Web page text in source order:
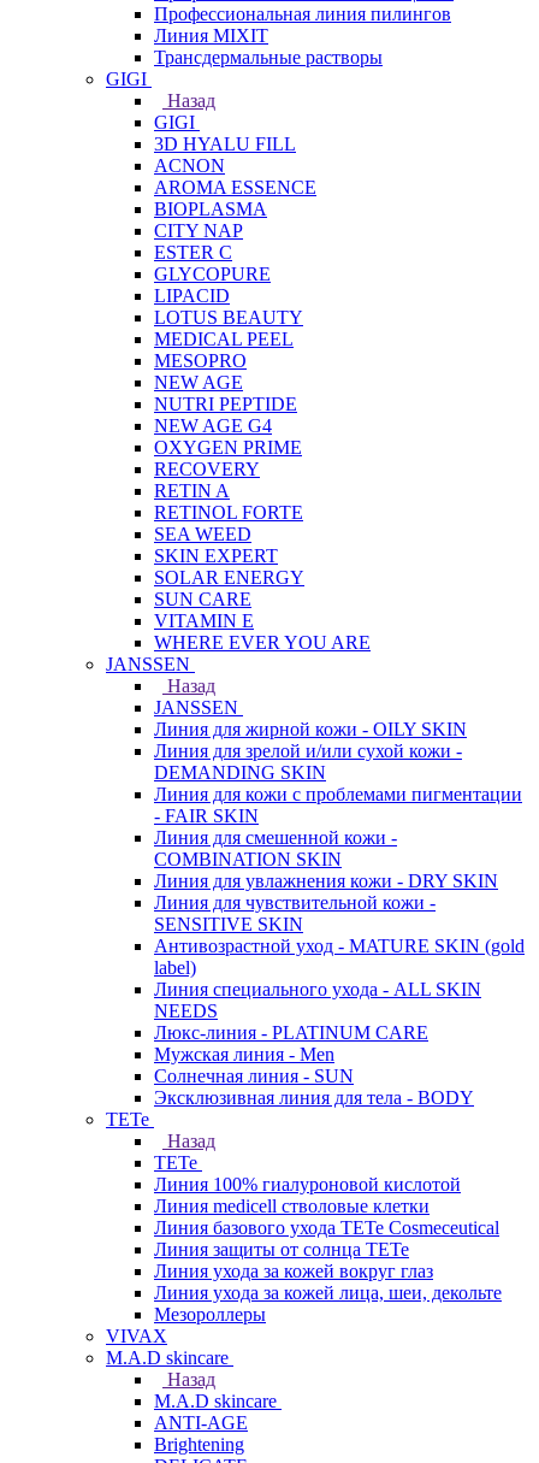
Профессиональная линия пилингов
Линия MIXIT
Трансдермальные растворы
GIGI
Назад
GIGI
3D HYALU FILL
ACNON
AROMA ESSENCE
BIOPLASMA
CITY NAP
ESTER C
GLYCOPURE
LIPACID
LOTUS BEAUTY
MEDICAL PEEL
MESOPRO
NEW AGE
NUTRI PEPTIDE
NEW AGE G4
OXYGEN PRIME
RECOVERY
RETIN A
RETINOL FORTE
SEA WEED
SKIN EXPERT
SOLAR ENERGY
SUN CARE
VITAMIN E
WHERE EVER YOU ARE
JANSSEN
Назад
JANSSEN
Линия для жирной кожи - OILY SKIN
Линия для зрелой и/или сухой кожи -
DEMANDING SKIN
Линия для кожи с проблемами пигментации
- FAIR SKIN
Линия для смешенной кожи -
COMBINATION SKIN
Линия для увлажнения кожи - DRY SKIN
Линия для чувствительной кожи -
SENSITIVE SKIN
Антивозрастной уход - MATURE SKIN (gold
label)
Линия специального ухода - ALL SKIN
NEEDS
Люкс-линия - PLATINUM CARE
Мужская линия - Men
Солнечная линия - SUN
Эксклюзивная линия для тела - BODY
TETe
Назад
TETe
Линия 100% гиалуроновой кислотой
Линия medicell стволовые клетки
Линия базового ухода TETe Cosmeceutical
Линия защиты от солнца TETe
Линия ухода за кожей вокруг глаз
Линия ухода за кожей лица, шеи, декольте
Мезороллеры
VIVAX
M.A.D skincare
Назад
M.A.D skincare
ANTI-AGE
Brightening